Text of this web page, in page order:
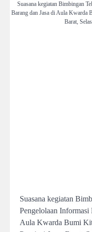
Suasana kegiatan Bimbingan
Barang dan Jasa di Aula Kwarda
Barat,
Suasana kegiatan
Pengelolaan Informasi
Aula Kwarda Bumi